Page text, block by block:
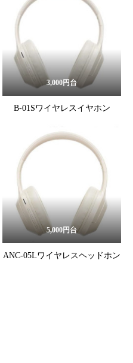
3,000円台
B-01Sワイヤレスイヤホン
5,000円台
ANC-05Lワイヤレスヘッドホン